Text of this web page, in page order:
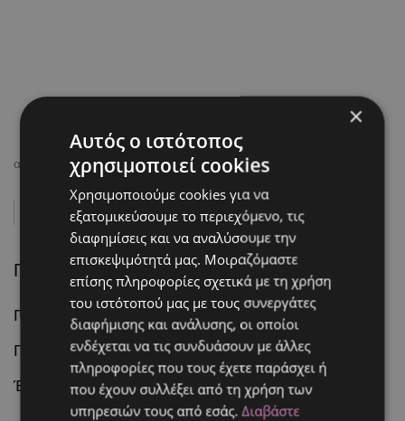
από Ktima_Kalipso10/01/2023
Κατηγορίες: ΙΔΕΈΣ
Πρόσφατα Άθρα
Πορτοκαλί και κοραλί πινελιές στον γάμο σας
Γαμήλια πρόσκληση στη Χώρα των Θαυμάτων!
Ένας γάμος…ανθισμένη αμυγδαλιά!
×
Αυτός ο ιστότοπος
χρησιμοποιεί cookies
Χρησιμοποιούμε cookies για να
εξατομικεύσουμε το περιεχόμενο, τις
διαφημίσεις και να αναλύσουμε την
επισκεψιμότητά μας. Μοιραζόμαστε
επίσης πληροφορίες σχετικά με τη χρήση
του ιστότοπού μας με τους συνεργάτες
διαφήμισης και ανάλυσης, οι οποίοι
ενδέχεται να τις συνδυάσουν με άλλες
πληροφορίες που τους έχετε παράσχει ή
που έχουν συλλέξει από τη χρήση των
υπηρεσιών τους από εσάς.Διαβάστε